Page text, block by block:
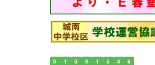
0 1 3 9 1 5 4 6